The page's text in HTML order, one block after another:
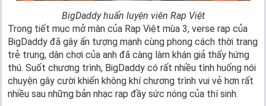
BigDaddy huấn luyện viên Rap Việt
Trong tiết mục mở màn của Rap Việt mùa 3, verse rap của
BigDaddy đã gây ấn tượng mạnh cùng phong cách thời trang
trẻ trung, dân chơi của anh đã càng làm khán giả thấy hứng
thú. Suốt chương trình, BigDaddy có rất nhiều tình huống nói
chuyện gây cười khiến không khí chương trình vui vẻ hơn rất
nhiều sau những bản nhạc rap đầy sức nóng của thí sinh.